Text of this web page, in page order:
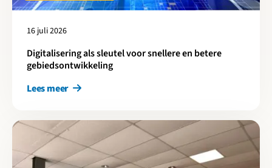
16 juli 2026
Digitalisering als sleutel voor snellere en betere
gebiedsontwikkeling
Lees meer
Lees meer over Cirkelstad Amersfoort-Utrecht: 25 jaar EVA-